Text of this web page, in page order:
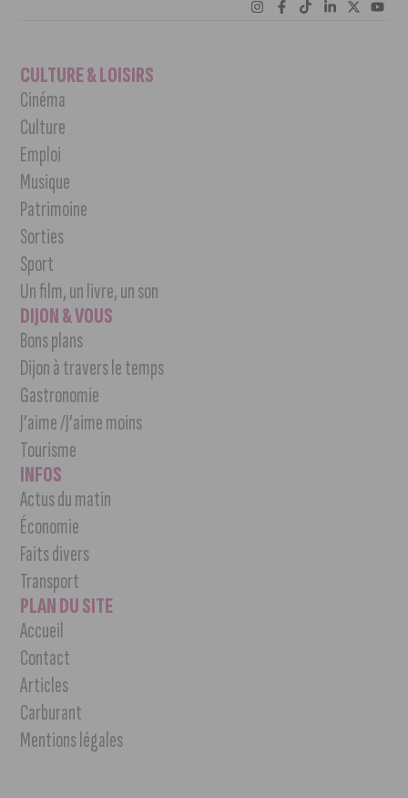
CULTURE & LOISIRS
Cinéma
Culture
Emploi
Musique
Patrimoine
Sorties
Sport
Un film, un livre, un son
DIJON & VOUS
Bons plans
Dijon à travers le temps
Gastronomie
J’aime /J’aime moins
Tourisme
INFOS
Actus du matin
Économie
Faits divers
Transport
PLAN DU SITE
Accueil
Contact
Articles
Carburant
Mentions légales